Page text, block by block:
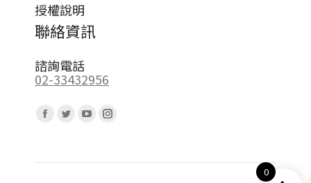
授權說明
聯絡資訊
諮詢電話
02-33432956
Facebook
opens
Twitter
opens
YouTube
opens
Instagram
opens
0